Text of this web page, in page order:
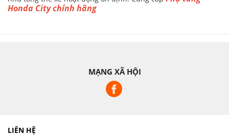
Honda City chính hãng
MẠNG XÃ HỘI
LIÊN HỆ